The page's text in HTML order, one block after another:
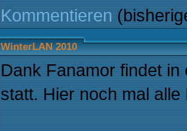
Kommentieren
WinterLAN 2010
Dank Fanamor findet in
statt. Hier noch mal